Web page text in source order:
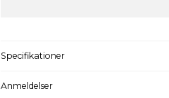
Specifikationer
Anmeldelser